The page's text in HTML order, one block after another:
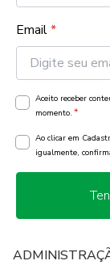
Email*
Aceito receber
momento. *
Ao clicar em
igualmente,